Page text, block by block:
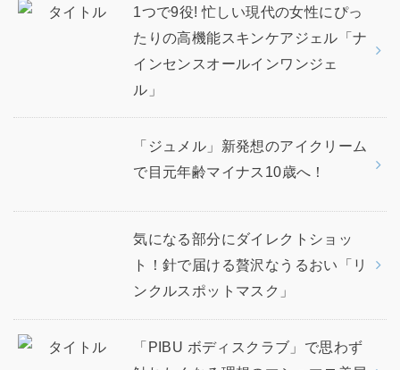
1つで9役! 忙しい現代の女性にぴっ
たりの高機能スキンケアジェル「ナ
インセンスオールインワンジェ
ル」
「ジュメル」新発想のアイクリーム
で目元年齢マイナス10歳へ！
気になる部分にダイレクトショッ
ト！針で届ける贅沢なうるおい「リ
ンクルスポットマスク」
「PIBU ボディスクラブ」で思わず